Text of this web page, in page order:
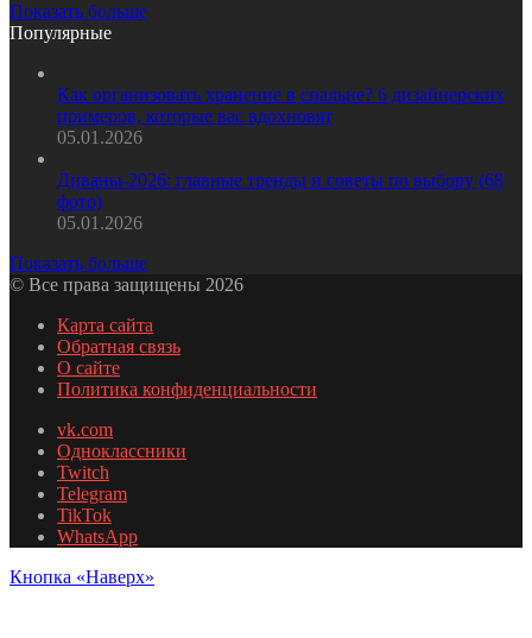
Показать больше
Популярные
Как организовать хранение в спальне? 6 дизайнерских
примеров, которые вас вдохновят
05.01.2026
Диваны-2026: главные тренды и советы по выбору (68
фото)
05.01.2026
Показать больше
© Все права защищены 2026
Карта сайта
Обратная связь
О сайте
Политика конфиденциальности
vk.com
Одноклассники
Twitch
Telegram
TikTok
WhatsApp
Кнопка «Наверх»